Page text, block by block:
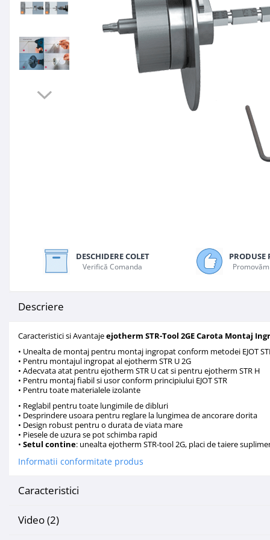
Plasă Tencuieli și Șape
Alte Plase
Doze și Platforme
Accesorii Finisaje
Uși de Vizitare
Gips Carton
Șuruburi Gips Carton
Piese pentru CD si UA
Benzi Gips Carton
Dibluri Gips Carton
Profile Gips Carton
Ipsos îmbinare Gips Carton
Plăci Gips Carton
Acoperiri Elastice, Textile și din
Adezivi Parchet și Lemn
Colțare Protecție
DESCHIDERE COLET
Verifică Comanda
PRODUSE
Descriere
Caracteristici si Avantajeejotherm STR-Tool 2GE Carota Montaj
• Unealta de montaj pentru montaj ingropat conform metodei EJOT
• Pentru montajul ingropat alejotherm STR U 2G
• Adecvata atat pentru ejotherm STR Ucat si pentru ejotherm STR H
• Pentru montaj fiabil si usor conform principiului EJOT STR
• Pentru toate materialele izolante
• Reglabil pentru toate lungimile de dibluri
• Desprindere usoara pentru reglare la lungimea de ancorare dorita
• Design robust pentru o durata de viata mare
• Piesele de uzura se pot schimba rapid
• Setul contine: unealta ejotherm STR-tool 2G, placi de taiere
Informatii conformitate produs
Caracteristici
Video(2)